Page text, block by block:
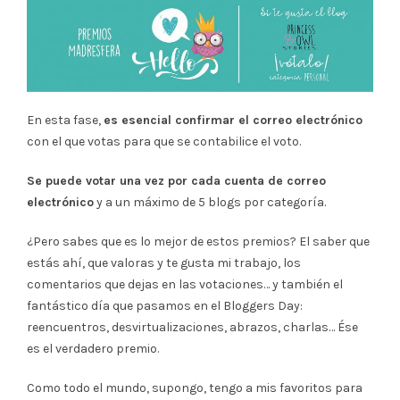
En esta fase, es esencial confirmar el correo electrónico
con el que votas para que se contabilice el voto.
Se puede votar una vez por cada cuenta de correo
electrónicoy a un máximo de 5 blogs por categoría.
¿Pero sabes que es lo mejor de estos premios? El saber que
estás ahí, que valoras y te gusta mi trabajo, los
comentarios que dejas en las votaciones… y también el
fantástico día que pasamos en el Bloggers Day:
reencuentros, desvirtualizaciones, abrazos, charlas… Ése
es el verdadero premio.
Como todo el mundo, supongo, tengo a mis favoritos para